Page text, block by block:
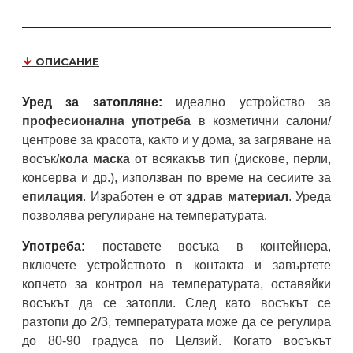
ОПИСАНИЕ
Уред за затопляне: идеално устройство за
професионална употреба в козметични салони/
центрове за красота, както и у дома, за загряване на
восък/кола маскаот всякакъв тип (дискове, перли,
консерва и др.), използван по време на сесиите за
епилация. Изработен е от здрав материал. Уреда
позволява регулиране на температурата.
Употреба: поставете восъка в контейнера,
включете устройството в контакта и завъртете
копчето за контрол на температурата, оставяйки
восъкът да се затопли. След като восъкът се
разтопи до 2/3, температурата може да се регулира
до 80-90 градуса по Целзий. Когато восъкът